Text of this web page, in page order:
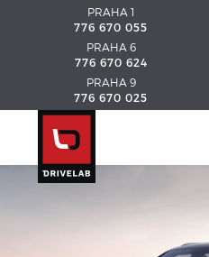
PRAHA 1
776 670 055
PRAHA 6
776 670 624
PRAHA 9
776 670 025